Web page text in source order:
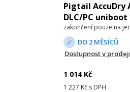
Pigtail AccuDry
DLC/PC uniboot
zakončení pouze na
DO 2 MĚSÍCŮ
Dostupnost v
1 014Kč
1 227 Kč s DPH